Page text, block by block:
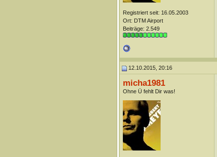
Registriert seit: 16.05.2003
Ort: DTM Airport
Beiträge: 2.549
12.10.2015, 20:16
micha1981
Ohne Ü fehlt Dir was!